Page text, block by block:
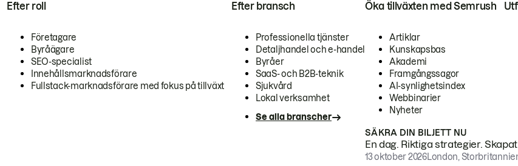
Efter roll
Företagare
Byråägare
SEO-specialist
Innehållsmarknadsförare
Fullstack-marknadsförare med fokus på tillväxt
Efter bransch
Professionella tjänster
Detaljhandel och e-handel
Byråer
SaaS- och B2B-teknik
Sjukvård
Lokal verksamhet
Se alla branscher
Öka tillväxten med Semrush
Artiklar
Kunskapsbas
Akademi
Framgångssagor
AI-synlighetsindex
Webbinarier
Nyheter
SÄKRA DIN BILJETT NU
En dag. Riktiga strategier.
13 oktober 2026London,